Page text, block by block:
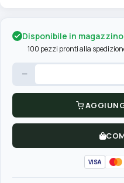
Disponibile in magazzino
100 pezzi pronti alla
−
VISA